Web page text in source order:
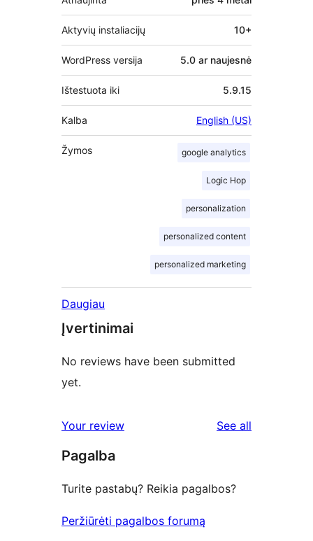
Aktyvių instaliacijų 10+
WordPress versija 5.0 ar naujesnė
Ištestuota iki 5.9.15
Kalba English (US)
Žymos google analytics
Logic Hop
personalization
personalized content
personalized marketing
Daugiau
Įvertinimai
No reviews have been submitted
yet.
Your review See all
Pagalba
Turite pastabų? Reikia pagalbos?
Peržiūrėti pagalbos forumą